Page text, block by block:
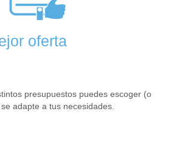
oferta
presupuestos puedes escoger (o
adapte a tus necesidades.